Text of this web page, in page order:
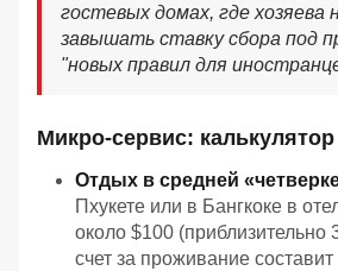
гостевых домах, где хозяева
завышать ставку сбора под
"новых правил для
Микро-сервис:
Отдых в средней
Пхукете или в Бангкоке в
около $100 (приблизительно
счет за проживание